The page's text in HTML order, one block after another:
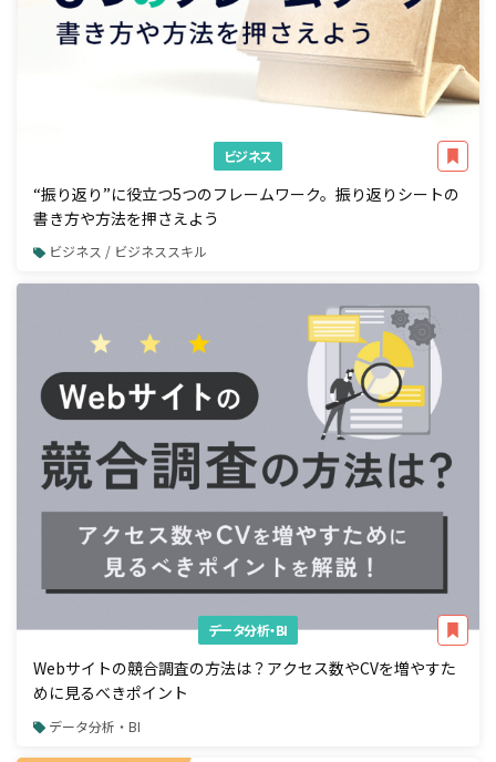
ビジネス
“振り返り”に役立つ5つのフレームワーク。振り返りシートの
書き方や方法を押さえよう
ビジネス / ビジネススキル
データ分析・BI
Webサイトの競合調査の方法は？アクセス数やCVを増やすた
めに見るべきポイント
データ分析・BI